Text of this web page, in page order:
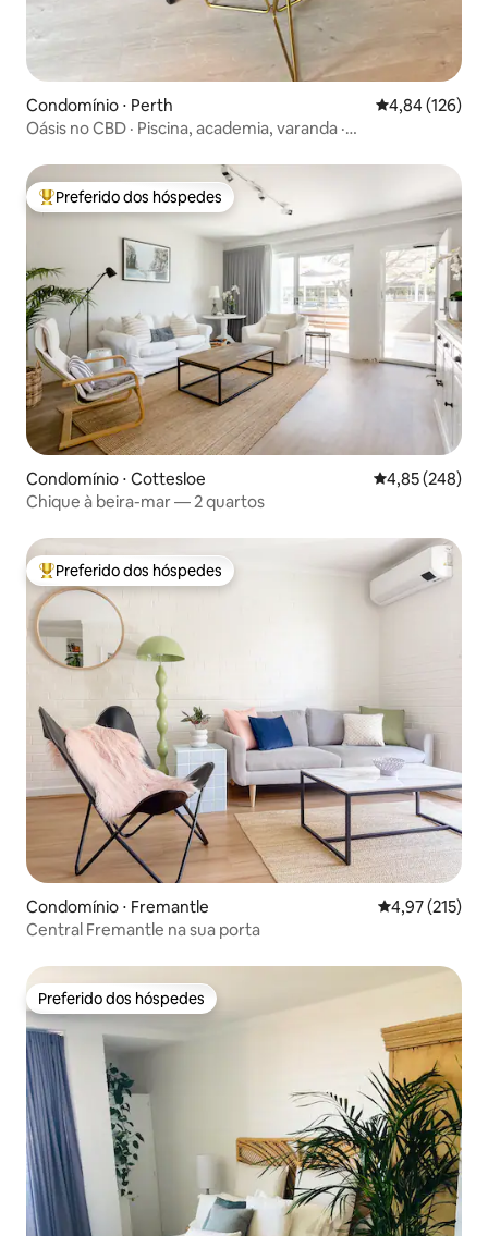
Condomínio ⋅ Perth 4,84 de uma
4,84 (126)
Oásis no CBD · Piscina, academia, varanda ·
Entre os melhores preferidos dos hóspedes
Preferido dos hóspedes
Condomínio ⋅ Cottesloe 4,85 de uma
4,85 (248)
Chique à beira-mar — 2 quartos
Entre os melhores preferidos dos hóspedes
Preferido dos hóspedes
Condomínio ⋅ Fremantle 4,97 de uma
4,97 (215)
Central Fremantle na sua porta
Preferido dos hóspedes
Preferido dos hóspedes